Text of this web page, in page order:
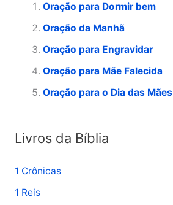
:
Oração para Dormir bem
Oração da Manhã
Oração para Engravidar
Oração para Mãe Falecida
Oração para o Dia das Mães
Livros da Bíblia
1 Crônicas
1 Reis